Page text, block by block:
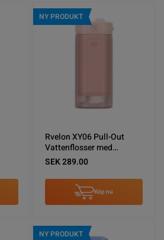
NY PRODUKT
Rvelon XY06 Pull-Out
Vattenflosser med
spolning - Rosa
SEK 289.00
Köp nu
NY PRODUKT